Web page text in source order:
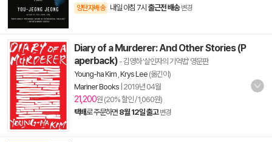
양탄자배송 내일 아침 7시 출근전 배송 변경
Diary of a Murderer: And Other Stories (P
aperback) - 김영하 '살인자의 기억법' 영문판
Young-ha Kim Krys Lee (옮긴이)
Mariner Books 2019년 04월
21,200원 (20% 할인 / 1,060원)
택배로 주문하면 8월 12일 출고 변경